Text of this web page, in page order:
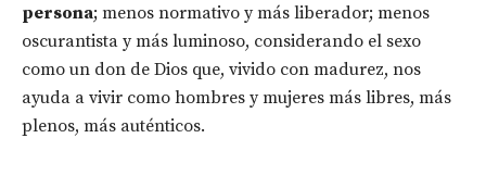
persona; menos normativo y más liberador; menos
oscurantista y más luminoso, considerando el sexo
como un don de Dios que, vivido con madurez, nos
ayuda a vivir como hombres y mujeres más libres, más
plenos, más auténticos.